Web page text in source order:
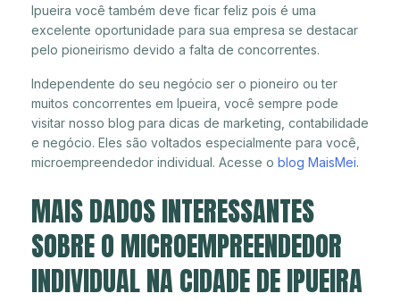
Ipueira você também deve ficar feliz pois é uma
excelente oportunidade para sua empresa se destacar
pelo pioneirismo devido a falta de concorrentes.
Independente do seu negócio ser o pioneiro ou ter
muitos concorrentes em Ipueira, você sempre pode
visitar nosso blog para dicas de marketing, contabilidade
e negócio. Eles são voltados especialmente para você,
microempreendedor individual. Acesse o blog MaisMei.
MAIS DADOS INTERESSANTES
SOBRE O MICROEMPREENDEDOR
INDIVIDUAL NA CIDADE DE IPUEIRA